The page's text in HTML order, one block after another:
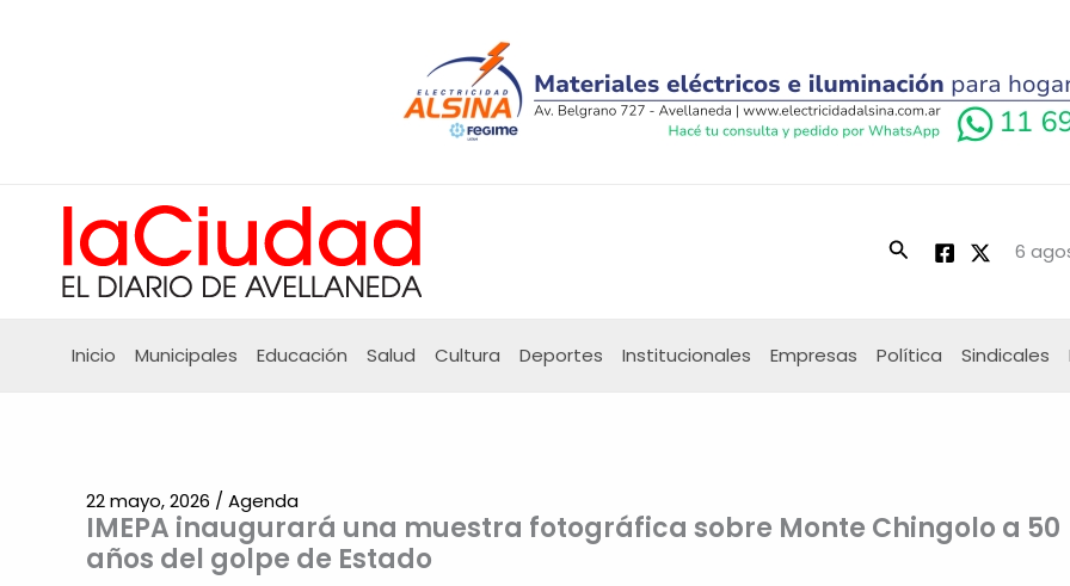
Buscar 6
Inicio Municipales Educación Salud Cultura Deportes Institucionales Empresas Política Sindicales
IMEPA inaugurará una muestra fotográfica sobre Monte Chingolo a 50
años del golpe de Estado
22 mayo, 2026 / Agenda